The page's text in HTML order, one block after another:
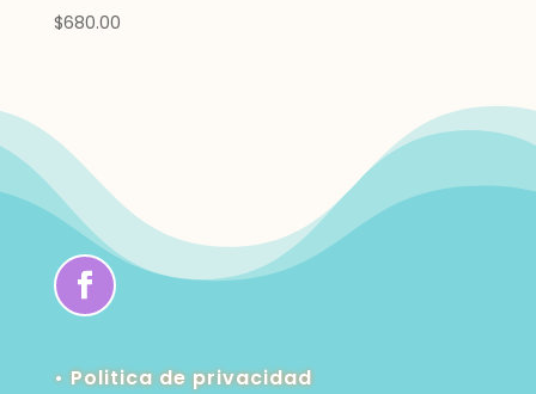
$680.00
• Politica de privacidad